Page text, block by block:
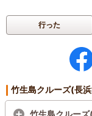
行った
竹生島クルーズ(長